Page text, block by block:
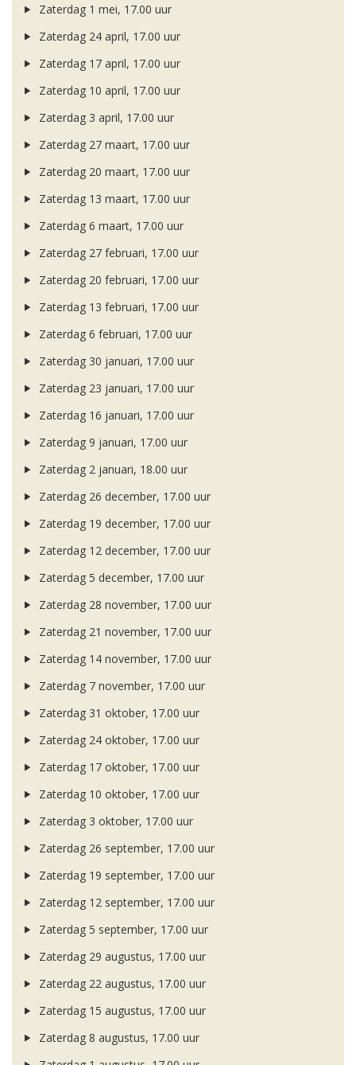
Zaterdag 1 mei, 17.00 uur
Zaterdag 24 april, 17.00 uur
Zaterdag 17 april, 17.00 uur
Zaterdag 10 april, 17.00 uur
Zaterdag 3 april, 17.00 uur
Zaterdag 27 maart, 17.00 uur
Zaterdag 20 maart, 17.00 uur
Zaterdag 13 maart, 17.00 uur
Zaterdag 6 maart, 17.00 uur
Zaterdag 27 februari, 17.00 uur
Zaterdag 20 februari, 17.00 uur
Zaterdag 13 februari, 17.00 uur
Zaterdag 6 februari, 17.00 uur
Zaterdag 30 januari, 17.00 uur
Zaterdag 23 januari, 17.00 uur
Zaterdag 16 januari, 17.00 uur
Zaterdag 9 januari, 17.00 uur
Zaterdag 2 januari, 18.00 uur
Zaterdag 26 december, 17.00 uur
Zaterdag 19 december, 17.00 uur
Zaterdag 12 december, 17.00 uur
Zaterdag 5 december, 17.00 uur
Zaterdag 28 november, 17.00 uur
Zaterdag 21 november, 17.00 uur
Zaterdag 14 november, 17.00 uur
Zaterdag 7 november, 17.00 uur
Zaterdag 31 oktober, 17.00 uur
Zaterdag 24 oktober, 17.00 uur
Zaterdag 17 oktober, 17.00 uur
Zaterdag 10 oktober, 17.00 uur
Zaterdag 3 oktober, 17.00 uur
Zaterdag 26 september, 17.00 uur
Zaterdag 19 september, 17.00 uur
Zaterdag 12 september, 17.00 uur
Zaterdag 5 september, 17.00 uur
Zaterdag 29 augustus, 17.00 uur
Zaterdag 22 augustus, 17.00 uur
Zaterdag 15 augustus, 17.00 uur
Zaterdag 8 augustus, 17.00 uur